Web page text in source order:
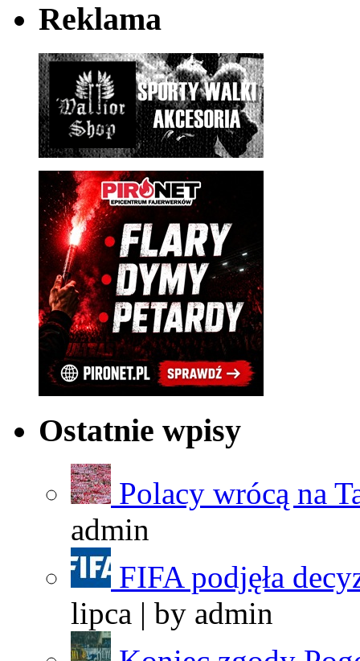
Reklama
Ostatnie wpisy
Polacy wrócą na
admin
FIFA podjęła
lipca | by admin